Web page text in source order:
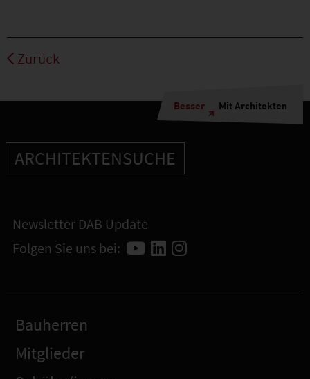
Zurück
Besser Mit Architekten
ARCHITEKTENSUCHE
Newsletter DAB Update
Folgen Sie uns bei:
Bauherren
Mitglieder